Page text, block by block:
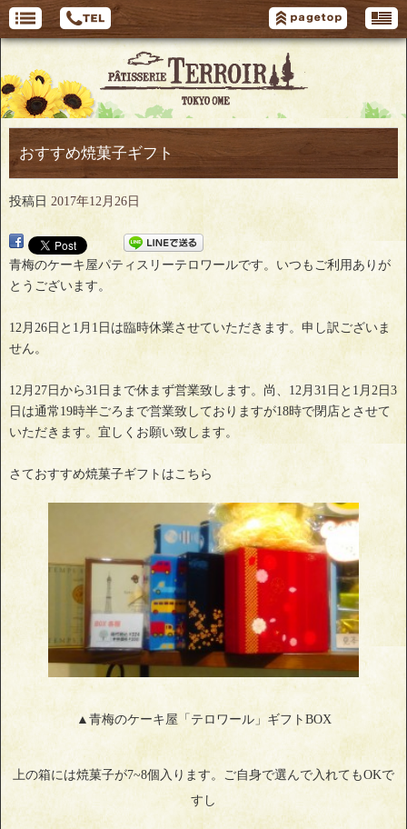
おすすめ焼菓子ギフト
投稿日 2017年12月26日
青梅のケーキ屋パティスリーテロワールです。いつもご利用ありが
とうございます。
12月26日と1月1日は臨時休業させていただきます。申し訳ございま
せん。
12月27日から31日まで休まず営業致します。尚、12月31日と1月2日3
日は通常19時半ごろまで営業致しておりますが18時で閉店とさせて
いただきます。宜しくお願い致します。
さておすすめ焼菓子ギフトはこちら
▲青梅のケーキ屋「テロワール」ギフトBOX
上の箱には焼菓子が7~8個入ります。ご自身で選んで入れてもOKで
すし